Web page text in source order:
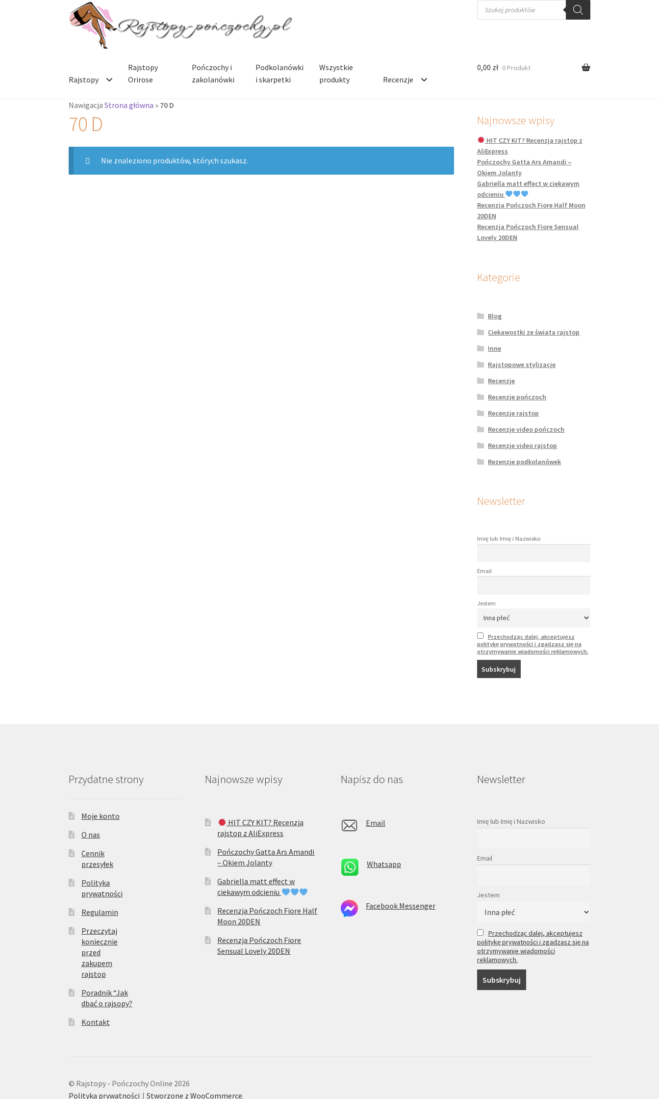
Przejdź
do
nawigacji
Przejdź
do
treści
Wyszukiwarka
produktów
Rajstopy
Rajstopy
Orirose
Pończochy i
zakolanówki
Podkolanówki
i skarpetki
Wszystkie
produkty
Recenzje
0,00 zł 0 Produkt
NawigacjaStrona główna » 70 D
70 D
Nie znaleziono produktów, których szukasz.
Najnowsze wpisy
HIT CZY KIT? Recenzja rajstop z
AliExpress
Pończochy Gatta Ars Amandi –
Okiem Jolanty
Gabriella matt effect w ciekawym
odcieniu
Recenzja Pończoch Fiore Half Moon
20DEN
Recenzja Pończoch Fiore Sensual
Lovely 20DEN
Kategorie
Blog
Ciekawostki ze świata rajstop
Inne
Rajstopowe stylizacje
Recenzje
Recenzje pończoch
Recenzje rajstop
Recenzje video pończoch
Recenzje video rajstop
Rezenzje podkolanówek
Newsletter
Imię lub Imię i Nazwisko
Email
Jestem
Przechodząc dalej, akceptujesz
politykę prywatności i zgadzasz się na
otrzymywanie wiadomości reklamowych.
Przydatne strony
Moje konto
O nas
Cennik
przesyłek
Polityka
prywatności
Regulamin
Przeczytaj
koniecznie
przed
zakupem
rajstop
Poradnik “Jak
dbać o rajsopy?
Kontakt
Najnowsze wpisy
HIT CZY KIT? Recenzja
rajstop z AliExpress
Pończochy Gatta Ars Amandi
– Okiem Jolanty
Gabriella matt effect w
ciekawym odcieniu
Recenzja Pończoch Fiore Half
Moon 20DEN
Recenzja Pończoch Fiore
Sensual Lovely 20DEN
Napisz do nas
Email
Whatsapp
Facebook Messenger
Newsletter
Imię lub Imię i Nazwisko
Email
Jestem
Przechodząc dalej, akceptujesz
politykę prywatności i zgadzasz się na
otrzymywanie wiadomości
reklamowych.
© Rajstopy - Pończochy Online 2026
Polityka prywatności
Stworzone z WooCommerce.